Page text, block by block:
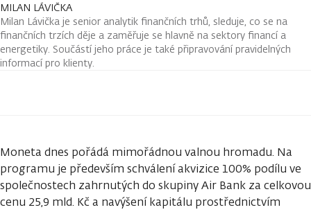
MILAN LÁVIČKA
Milan Lávička je senior analytik finančních trhů, sleduje, co se na
finančních trzích děje a zaměřuje se hlavně na sektory financí a
energetiky. Součástí jeho práce je také připravování pravidelných
informací pro klienty.
Moneta dnes pořádá mimořádnou valnou hromadu. Na
programu je především schválení akvizice 100% podílu ve
společnostech zahrnutých do skupiny Air Bank za celkovou
cenu 25,9 mld. Kč a navýšení kapitálu prostřednictvím